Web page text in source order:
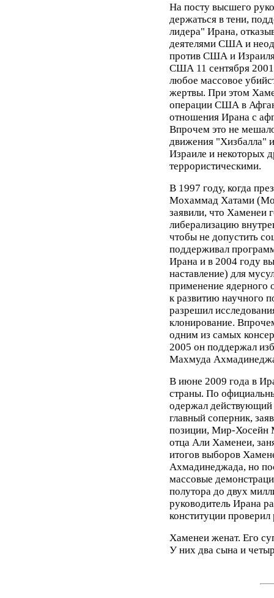
На посту высшего
держаться в тени,
лидера" Ирана,
деятелями США и
против США и
США 11 сентября 2001
любое массовое
жертвы. При этом
операции США в
отношения Ирана с
Впрочем это не
движения
Израиле и некоторых
террористическими.
В 1997 году, когда
Мохаммад Хатами
заявили, что Хаменеи
либерализацию
чтобы не допустить
поддерживал
Ирана и в 2004 году
наставление) для
применение ядерного
к развитию научного
разрешил
клонирование.
одним из самых
2005 он поддержал
Махмуда
В июне 2009 года в
страны. По
одержал действующий
главный соперник,
позиции, Мир-Хосейн
отца Али Хаменеи,
итогов выборов
Ахмадинеджада, но
массовые
полутора до двух
руководитель Ирана
конституции проверил
Хаменеи женат. Его
У них два сына и